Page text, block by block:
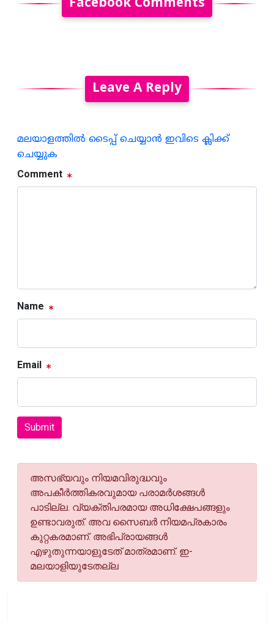
Facebook Comments
Leave A Reply
മലയാളത്തില്‍ ടൈപ്പ് ചെയ്യാന്‍ ഇവിടെ ക്ലിക്ക്
ചെയ്യുക
Comment
Name
Email
Submit
അസഭ്യവും നിയമവിരുദ്ധവും
അപകീര്‍ത്തികരവുമായ പരാമര്‍ശങ്ങള്‍
പാടില്ല. വ്യക്തിപരമായ അധിക്ഷേപങ്ങളും
ഉണ്ടാവരുത്. അവ സൈബര്‍ നിയമപ്രകാരം
കുറ്റകരമാണ്. അഭിപ്രായങ്ങള്‍
എഴുതുന്നയാളുടേത് മാത്രമാണ്. ഇ-
മലയാളിയുടേതല്ല